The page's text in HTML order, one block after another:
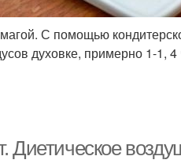
С помощью
духовке, примерно 1-1,
Диетическое